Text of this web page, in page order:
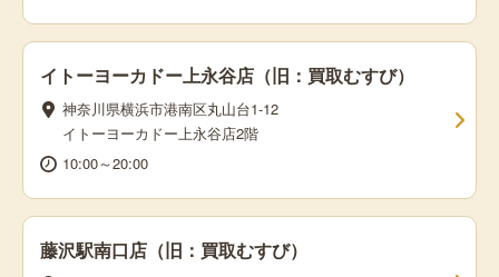
イトーヨーカドー上永谷店（旧：買取むすび）
神奈川県横浜市港南区丸山台1-12
イトーヨーカドー上永谷店2階
10:00～20:00
藤沢駅南口店（旧：買取むすび）